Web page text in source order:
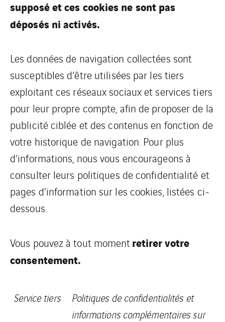
supposé et ces cookies ne sont pas
déposés ni activés.
Les données de navigation collectées sont
susceptibles d’être utilisées par les tiers
exploitant ces réseaux sociaux et services tiers
pour leur propre compte, afin de proposer de la
publicité ciblée et des contenus en fonction de
votre historique de navigation. Pour plus
d’informations, nous vous encourageons à
consulter leurs politiques de confidentialité et
pages d’information sur les cookies, listées ci-
dessous.
Vous pouvez à tout momentretirer votre
consentement.
Service tiers
Politiques de confidentialités et
informations complémentaires sur